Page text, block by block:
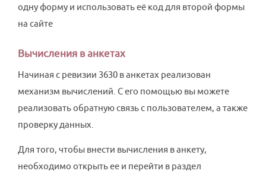
одну форму и использовать её код для второй формы
на сайте
Вычисления в анкетах
Начиная с ревизии 3630 в анкетах реализован
механизм вычислений. С его помощью вы можете
реализовать обратную связь с пользователем, а также
проверку данных.
Для того, чтобы внести вычисления в анкету,
необходимо открыть ее и перейти в раздел